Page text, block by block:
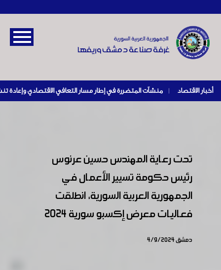
أخبار الاقتصاد |
تحت رعاية المهندس حسين عرنوس
رئيس حكومة تسيير الأعمال في
الجمهورية العربية السورية، انطلقت
فعاليات معرض إكسبو سورية 2024
دمشق 4/9/2024